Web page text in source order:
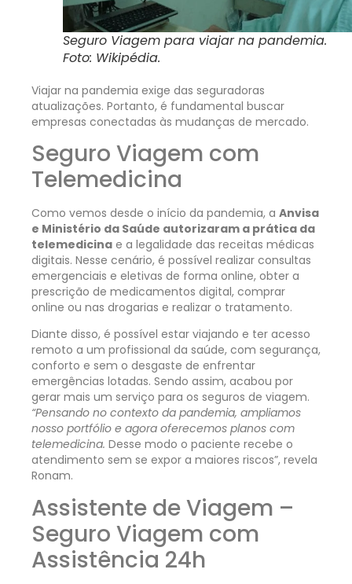
Seguro Viagem para viajar na pandemia.
Foto: Wikipédia.
Viajar na pandemia exige das seguradoras
atualizações. Portanto, é fundamental buscar
empresas conectadas às mudanças de mercado.
Seguro Viagem com
Telemedicina
Como vemos desde o início da pandemia, a Anvisa
e Ministério da Saúde autorizaram a prática da
telemedicina e a legalidade das receitas médicas
digitais. Nesse cenário, é possível realizar consultas
emergenciais e eletivas de forma online, obter a
prescrição de medicamentos digital, comprar
online ou nas drogarias e realizar o tratamento.
Diante disso, é possível estar viajando e ter acesso
remoto a um profissional da saúde, com segurança,
conforto e sem o desgaste de enfrentar
emergências lotadas. Sendo assim, acabou por
gerar mais um serviço para os seguros de viagem.
“Pensando no contexto da pandemia, ampliamos
nosso portfólio e agora oferecemos planos com
telemedicina. Desse modo o paciente recebe o
atendimento sem se expor a maiores riscos”, revela
Ronam.
Assistente de Viagem –
Seguro Viagem com
Assistência 24h